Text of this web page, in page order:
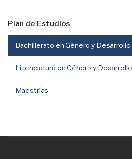
Plan de Estudios
Bachillerato en Género y Desarrollo
Licenciatura en Género y Desarrollo
Maestrías